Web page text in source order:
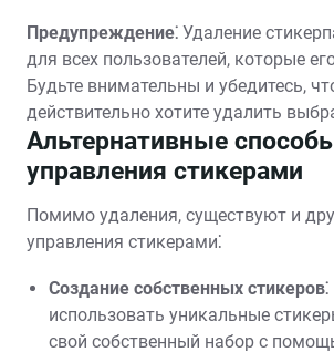
Предупреждение⁚ Удаление
для всех пользователей, которые
Будьте внимательны и убедитесь,
действительно хотите удалить
Альтернативные
управления стикерами
Помимо удаления, существуют и
управления стикерами⁚
Создание собственных стикеров⁚
использовать уникальные
свой собственный набор с